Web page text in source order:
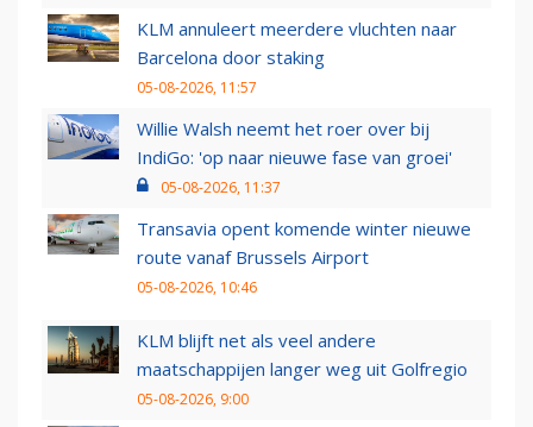
KLM annuleert meerdere vluchten naar
Barcelona door staking
05-08-2026, 11:57
Willie Walsh neemt het roer over bij
IndiGo: 'op naar nieuwe fase van groei'
05-08-2026, 11:37
Transavia opent komende winter nieuwe
route vanaf Brussels Airport
05-08-2026, 10:46
KLM blijft net als veel andere
maatschappijen langer weg uit Golfregio
05-08-2026, 9:00